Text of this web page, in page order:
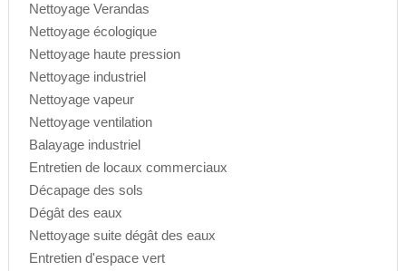
Nettoyage Verandas
Nettoyage écologique
Nettoyage haute pression
Nettoyage industriel
Nettoyage vapeur
Nettoyage ventilation
Balayage industriel
Entretien de locaux commerciaux
Décapage des sols
Dégât des eaux
Nettoyage suite dégât des eaux
Entretien d'espace vert